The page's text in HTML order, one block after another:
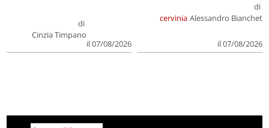
di
Cinzia Timpano
il 07/08/2026
cervinia
di
Alessandro Bianchet
il 07/08/2026